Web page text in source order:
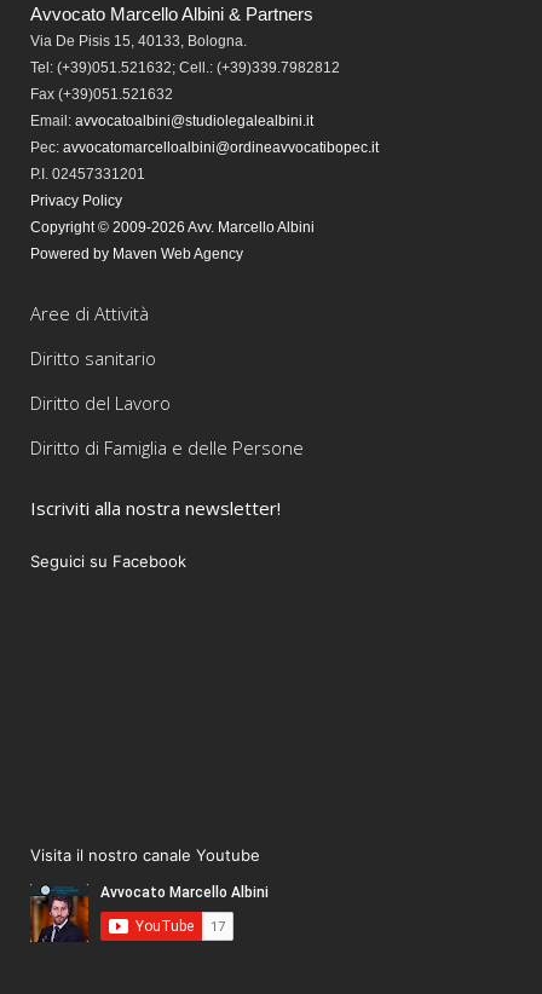
Avvocato Marcello Albini & Partners
Via De Pisis 15, 40133, Bologna.
Tel: (+39)051.521632; Cell.: (+39)339.7982812
Fax (+39)051.521632
Email: avvocatoalbini@studiolegalealbini.it
Pec: avvocatomarcelloalbini@ordineavvocatibopec.it
P.I. 02457331201
Privacy Policy
Copyright © 2009-2026 Avv. Marcello Albini
Powered by Maven Web Agency
Aree di Attività
Diritto sanitario
Diritto del Lavoro
Diritto di Famiglia e delle Persone
Iscriviti alla nostra newsletter!
Seguici su Facebook
Visita il nostro canale Youtube